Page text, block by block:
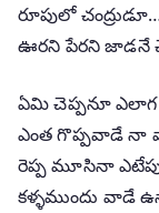
రూపులో
ఊరని పేరని జాడనే
ఏమి చెప్పనూ ఎలాగ
ఎంత గొప్పవాడే నా
రెప్ప మూసినా
కళ్ళముందు వాడే